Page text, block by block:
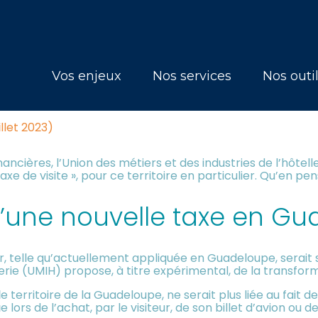
Vos enjeux Nos services Nos
: C’EST FINI ?
2023)
l’Union des métiers et des industries de
de visite », pour ce territoire en particulier. Qu’en
nouvelle taxe en
qu’actuellement appliquée en Guadeloupe, serait
(UMIH) propose, à titre expérimental, de la
territoire de la Guadeloupe, ne serait plus liée au fait
lors de l’achat, par le visiteur, de son billet d’avion ou